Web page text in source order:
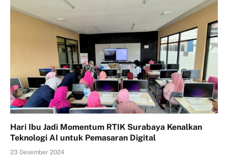
Hari Ibu Jadi Momentum RTIK Surabaya Kenalkan
Teknologi AI untuk Pemasaran Digital
23 Desember 2024